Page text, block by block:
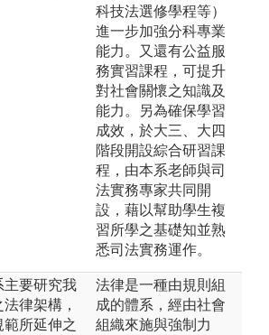
科技法選修學程等）
進一步加強分科專業
能力。又還有公益服
務實習課程，可提升
對社會關懷之知識及
能力。另為確保學習
成效，於大三、大四
階段開設綜合研習課
程，由本系老師與司
法實務專家共同開
設，藉以幫助學生複
習所學之基礎知並熟
悉司法實務運作。
主要研究我
律架構，
範所延伸之
法律是一種由規則組
成的體系，經由社會
組織來施與強制力